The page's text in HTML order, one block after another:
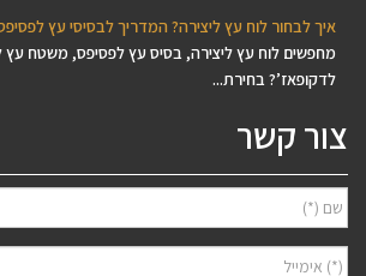
איך לבחור לוח עץ ליצירה? המדריך לבסיסי עץ
מחפשים לוח עץ ליצירה, בסיס עץ לפסיפס, משטח עץ
לדקופאז’? בחירת...
צור קשר